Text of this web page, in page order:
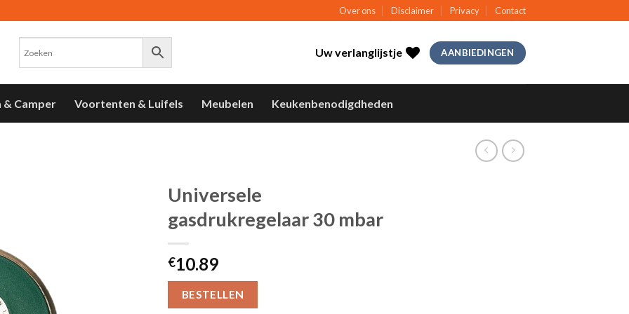
Over ons Disclaimer Privacy Contact
Uw verlanglijstje AANBIEDINGEN
& Camper Voortenten & Luifels Meubelen Keukenbenodigdheden
Universele
gasdrukregelaar 30 mbar
€10.89
BESTELLEN